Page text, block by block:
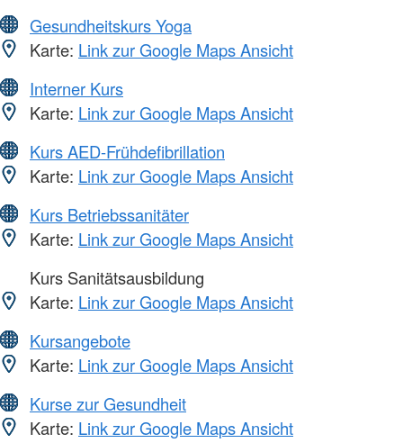
Gesundheitskurs Yoga
Karte: Link zur Google Maps Ansicht
Interner Kurs
Karte: Link zur Google Maps Ansicht
Kurs AED-Frühdefibrillation
Karte: Link zur Google Maps Ansicht
Kurs Betriebssanitäter
Karte: Link zur Google Maps Ansicht
Kurs Sanitätsausbildung
Karte: Link zur Google Maps Ansicht
Kursangebote
Karte: Link zur Google Maps Ansicht
Kurse zur Gesundheit
Karte: Link zur Google Maps Ansicht